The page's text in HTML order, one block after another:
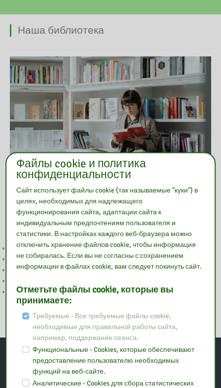
Наша библиотека
Читать дальше
WAKACJE
UWAGA
2 MAJA NIECZYNNE
WIELKANOC
контакт
Файлы cookie и политика
конфиденциальности
Сайт использует файлы cookie (так называемые "куки") в
целях, необходимых для надлежащего
функционирования сайта, адаптации сайта к
индивидуальным предпочтениям пользователя и
статистики. В настройках каждого веб-браузера можно
отключить хранение файлов cookie, чтобы информация
не собиралась. Если вы не согласны с сохранением
информации в файлах cookie, вам следует покинуть сайт.
Отметьте файлы cookie, которые вы
принимаете:
Требуемые - Все требуемые файлы cookie,
необходимые для правильной работы сайта,
например, поддержание сеанса.
Функциональные - Cookies, которые обеспечивают
предоставление пользователю необходимых
функций на веб-сайте.
Аналитические - Cookies для сбора статистических